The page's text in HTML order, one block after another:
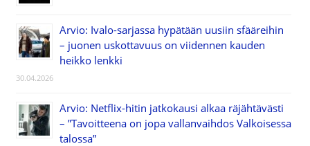
Arvio: Ivalo-sarjassa hypätään uusiin sfääreihin
– juonen uskottavuus on viidennen kauden
heikko lenkki
30.04.2026
Arvio: Netflix-hitin jatkokausi alkaa räjähtävästi
– ”Tavoitteena on jopa vallanvaihdos Valkoisessa
talossa”